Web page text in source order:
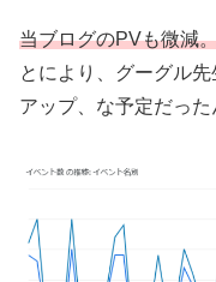
当ブログのPVも微減
とにより、グーグル
アップ、な予定だっ